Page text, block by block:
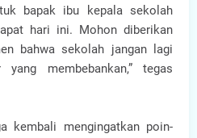
bapak ibu kepala sekolah
hari ini. Mohon diberikan
bahwa sekolah jangan lagi
membebankan,” tegas
kembali mengingatkan poin-